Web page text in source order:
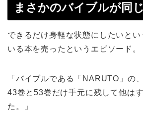
まさかのバイブルが同じ
できるだけ身軽な状態にしたいとい
いる本を売ったというエピソード。
「バイブルである「NARUTO」の
43巻と53巻だけ手元に残して他は
た。」